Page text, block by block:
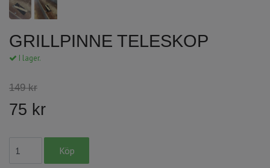
GRILLPINNE TELESKOP
I lager.
149 kr
75 kr